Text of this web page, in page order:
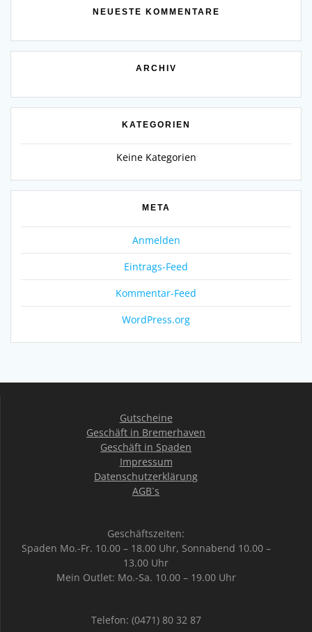
NEUESTE KOMMENTARE
ARCHIV
KATEGORIEN
Keine Kategorien
META
Anmelden
Eintrags-Feed
Kommentar-Feed
WordPress.org
Gutscheine
Geschäft in Bremerhaven
Geschäft in Spaden
Impressum
Datenschutzerklärung
AGB`s
Geschäftszeiten:
Spaden Mo.-Fr. 10.00 – 18.00 Uhr, Sonnabend 10.00 –
13.00 Uhr
Mein Outlet: Mo.-Sa. 10.00 – 19.00 Uhr
Telefon: (0471) 80 32 87